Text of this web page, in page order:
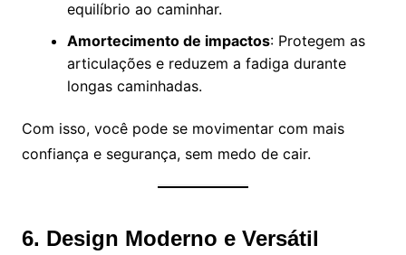
equilíbrio ao caminhar.
Amortecimento de impactos: Protegem as
articulações e reduzem a fadiga durante
longas caminhadas.
Com isso, você pode se movimentar com mais
confiança e segurança, sem medo de cair.
6. Design Moderno e Versátil